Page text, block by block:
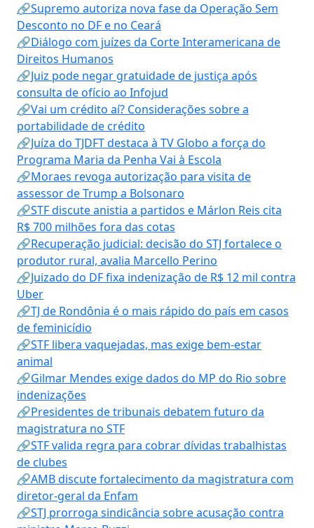
🔗Supremo autoriza nova fase da Operação Sem
Desconto no DF e no Ceará
🔗Diálogo com juízes da Corte Interamericana de
Direitos Humanos
🔗Juiz pode negar gratuidade de justiça após
consulta de ofício ao Infojud
🔗Vai um crédito aí? Considerações sobre a
portabilidade de crédito
🔗Juíza do TJDFT destaca à TV Globo a força do
Programa Maria da Penha Vai à Escola
🔗Moraes revoga autorização para visita de
assessor de Trump a Bolsonaro
🔗STF discute anistia a partidos e Márlon Reis cita
R$ 700 milhões fora das cotas
🔗Recuperação judicial: decisão do STJ fortalece o
produtor rural, avalia Marcello Perino
🔗Juizado do DF fixa indenização de R$ 12 mil contra
Uber
🔗TJ de Rondônia é o mais rápido do país em casos
de feminicídio
🔗STF libera vaquejadas, mas exige bem-estar
animal
🔗Gilmar Mendes exige dados do MP do Rio sobre
indenizações
🔗Presidentes de tribunais debatem futuro da
magistratura no STF
🔗STF valida regra para cobrar dívidas trabalhistas
de clubes
🔗AMB discute fortalecimento da magistratura com
diretor-geral da Enfam
🔗STJ prorroga sindicância sobre acusação contra